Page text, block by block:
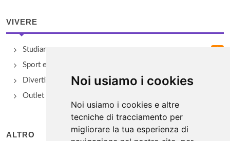
Noi usiamo i cookies
Noi usiamo i cookies e altre
tecniche di tracciamento per
migliorare la tua esperienza di
VIVERE
Studiare
Sport e Benessere
Divertimento e Natura
Outlet e spacci aziendali
ALTRO